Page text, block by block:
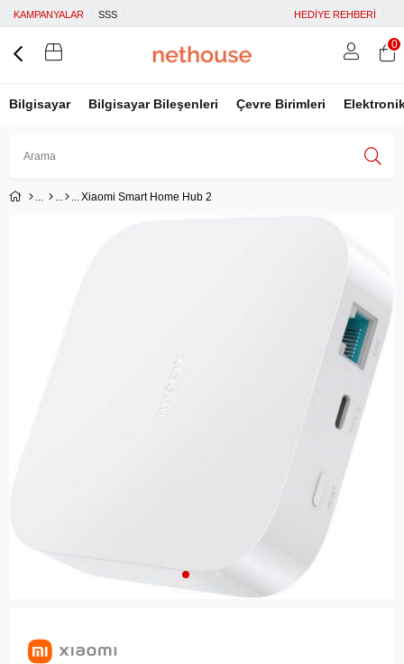
KAMPANYALAR SSS HEDİYE REHBERİ
Bilgisayar Bilgisayar Bileşenleri Çevre Birimleri
0
Xiaomi Smart Home Hub 2